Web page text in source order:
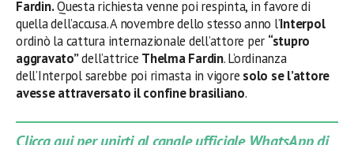
Fardin.Questa richiesta venne poi respinta, in favore di
quella dell’accusa. A novembre dello stesso anno l’Interpol
ordinò la cattura internazionale dell’attore per “stupro
aggravato”dell’attrice Thelma Fardin. L’ordinanza
dell’Interpol sarebbe poi rimasta in vigore solo se l’attore
avesse attraversato il confine brasiliano.